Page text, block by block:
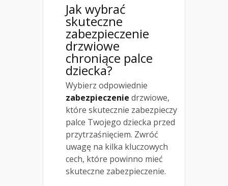
Jak wybrać
skuteczne
zabezpieczenie
drzwiowe
chroniące palce
dziecka?
Wybierz odpowiednie
zabezpieczenie drzwiowe,
które skutecznie zabezpieczy
palce Twojego dziecka przed
przytrzaśnięciem. Zwróć
uwagę na kilka kluczowych
cech, które powinno mieć
skuteczne zabezpieczenie.